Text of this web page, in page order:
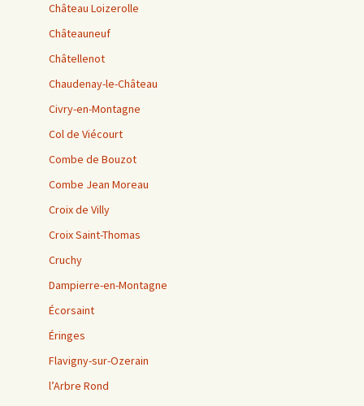
Château Loizerolle
Châteauneuf
Châtellenot
Chaudenay-le-Château
Civry-en-Montagne
Col de Viécourt
Combe de Bouzot
Combe Jean Moreau
Croix de Villy
Croix Saint-Thomas
Cruchy
Dampierre-en-Montagne
Écorsaint
Éringes
Flavigny-sur-Ozerain
l’Arbre Rond